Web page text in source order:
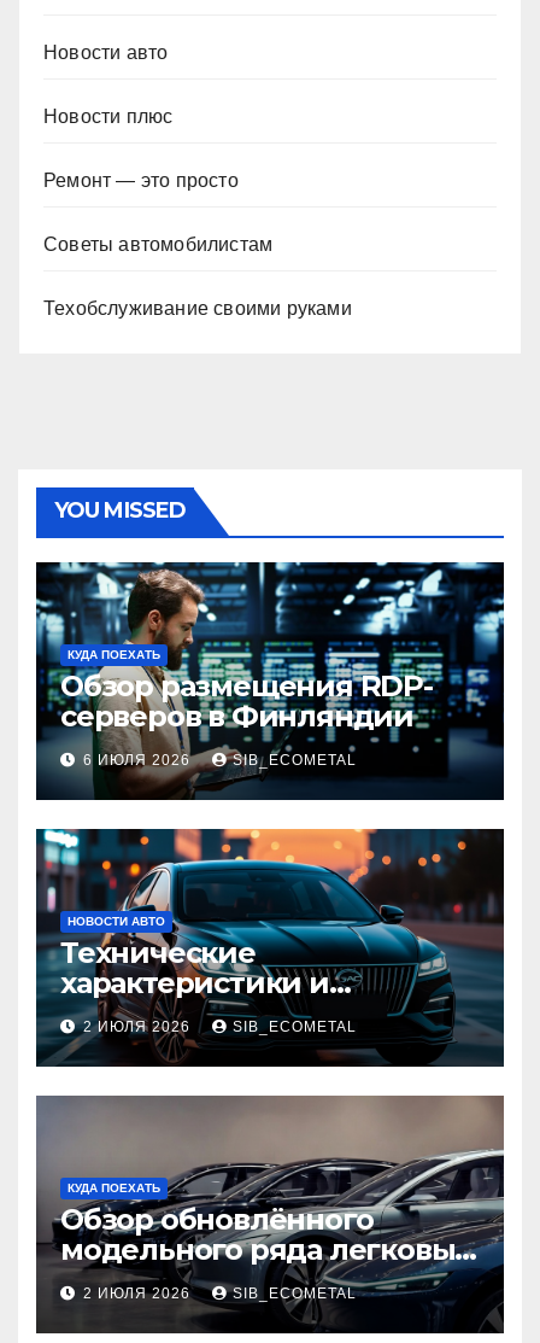
Новости авто
Новости плюс
Ремонт — это просто
Советы автомобилистам
Техобслуживание своими руками
YOU MISSED
КУДА ПОЕХАТЬ
Обзор размещения RDP-
серверов в Финляндии
6 ИЮЛЯ 2026 SIB_ECOMETAL
НОВОСТИ АВТО
Технические
характеристики и
доступные комплектации
GAC Empow
2 ИЮЛЯ 2026 SIB_ECOMETAL
КУДА ПОЕХАТЬ
Обзор обновлённого
модельного ряда легковых
автомобилей 2026 года
2 ИЮЛЯ 2026 SIB_ECOMETAL